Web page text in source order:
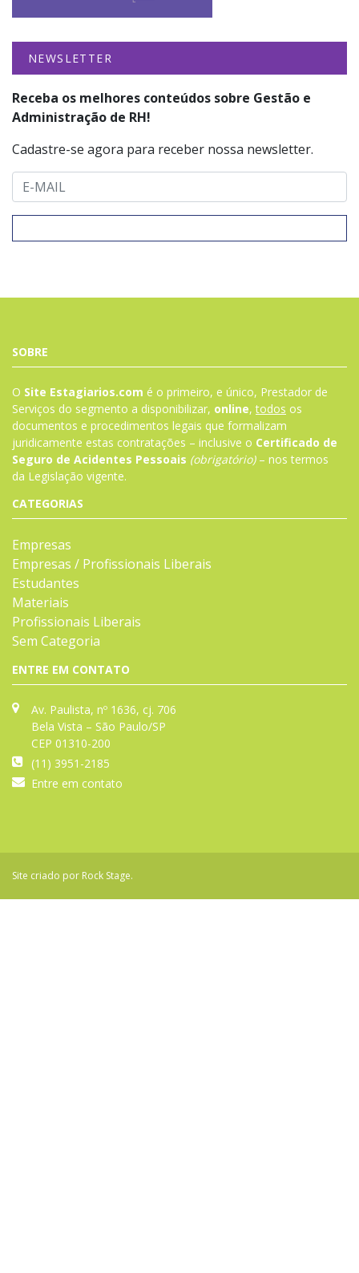
NEWSLETTER
Receba os melhores conteúdos sobre Gestão e
Administração de RH!
Cadastre-se agora para receber nossa newsletter.
SOBRE
O Site Estagiarios.com é o primeiro, e único, Prestador de
Serviços do segmento a disponibilizar, online,todos os
documentos e procedimentos legais que formalizam
juridicamente estas contratações – inclusive o Certificado de
Seguro de Acidentes Pessoais (obrigatório)– nos termos
da Legislação vigente.
CATEGORIAS
Empresas
Empresas / Profissionais Liberais
Estudantes
Materiais
Profissionais Liberais
Sem Categoria
ENTRE EM CONTATO
Av. Paulista, nº 1636, cj. 706
Bela Vista – São Paulo/SP
CEP 01310-200
(11) 3951-2185
Entre em contato
Site criado por Rock Stage.